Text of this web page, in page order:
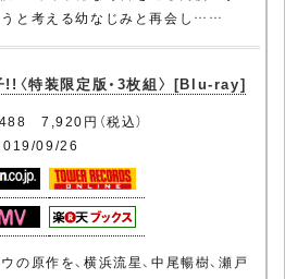
と考える幼なじみと再会し……
!!〈特装限定版・3枚組〉 [Blu-ray]
7,920円（税込）
09/26
の原作を、横浜流星、中尾暢樹、瀬戸